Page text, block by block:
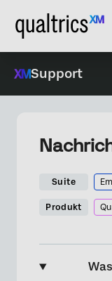
Support
Suite
Produkt